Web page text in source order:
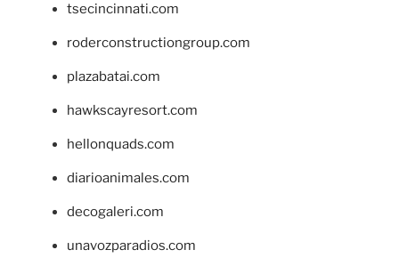
tsecincinnati.com
roderconstructiongroup.com
plazabatai.com
hawkscayresort.com
hellonquads.com
diarioanimales.com
decogaleri.com
unavozparadios.com